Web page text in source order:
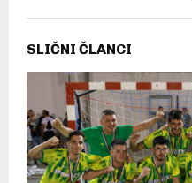
SLIČNI ČLANCI